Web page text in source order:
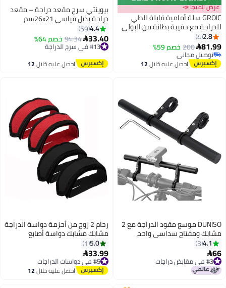
عرض الميجا 📣
GROIC سلة أمامية قابلة للطي
للدراجة مع حقيبة بطانة من البولي
يوريثان/مع سلة إطار دراجة بتصميم
سريع التحرير وحقيبة أمامية قابلة
للإزالة/رف خلفي معلق للبضائع/
سلة دراجة للكلاب تحمل 44 رطلاً /
11 رطلاً مقاومة للمطر
2.8
4
81.99
200 خصم 59%
توصيل مجاني
توصيل مجانياحصل عليه خلال12
بيوينتي سرج مقعد دراجة – مقعد
دراجة بديل قياسي 26x21سم
4.4
59
33.40
94.34خصم 64% #13 في سرج الدراجة
توصيل مجاني
احصل عليه خلال12
DUNISO موسع مقود الدراجة مع 2
مشابك ومفتاح سداسي واحد،
توسيع مقود عالمي من الألمنيوم
السرعة، نظام تحديد المواقع، حامل
الهاتف، كاميرا الحركة، 30 سم
4.1
3
66
#3 في مقابض دراجات
#3 في مقابض دراجات
رحام 2 زوج من أحزمة دواسة الدراجة
مشابك مشابك دواسة أصابع
القدمين شريط لاصق للدراجة ذات
التروس الثابتة
5.0
1
33.99
#5 في دواسات الدراجات
توصيل مجاني
#5 في دواسات الدراجات احصل عليه خلال12